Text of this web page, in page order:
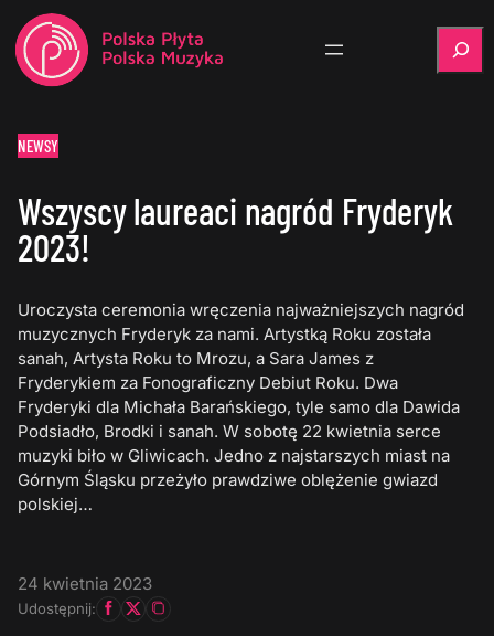
NEWSY
Wszyscy laureaci nagród Fryderyk
2023!
Uroczysta ceremonia wręczenia najważniejszych nagród
muzycznych Fryderyk za nami. Artystką Roku została
sanah, Artysta Roku to Mrozu, a Sara James z
Fryderykiem za Fonograficzny Debiut Roku. Dwa
Fryderyki dla Michała Barańskiego, tyle samo dla Dawida
Podsiadło, Brodki i sanah. W sobotę 22 kwietnia serce
muzyki biło w Gliwicach. Jedno z najstarszych miast na
Górnym Śląsku przeżyło prawdziwe oblężenie gwiazd
polskiej…
24 kwietnia 2023
Udostępnij: